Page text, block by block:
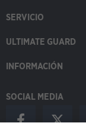
SERVICIO
ULTIMATE GUARD
INFORMACIÓN
SOCIAL MEDIA